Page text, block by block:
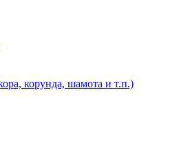
корунда, шамота и т.п.)